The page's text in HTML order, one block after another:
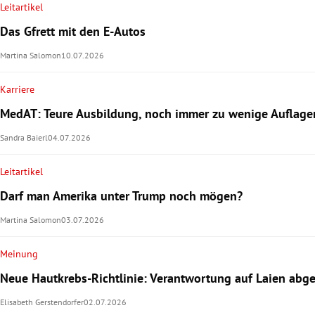
Leitartikel
Das Gfrett mit den E-Autos
Martina Salomon10.07.2026
Karriere
MedAT: Teure Ausbildung, noch immer zu wenige
Sandra Baierl04.07.2026
Leitartikel
Darf man Amerika unter Trump noch mögen?
Martina Salomon03.07.2026
Meinung
Neue Hautkrebs-Richtlinie: Verantwortung auf Laien
Elisabeth Gerstendorfer02.07.2026